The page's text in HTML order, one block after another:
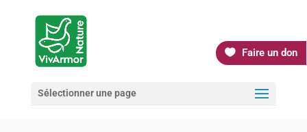
Faire un don
Sélectionner une page